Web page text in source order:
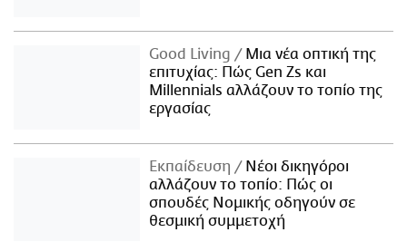
Good Living
Μια νέα οπτική της
επιτυχίας: Πώς Gen Zs και
Millennials αλλάζουν το τοπίο της
εργασίας
Εκπαίδευση
Νέοι δικηγόροι
αλλάζουν το τοπίο: Πώς οι
σπουδές Νομικής οδηγούν σε
θεσμική συμμετοχή